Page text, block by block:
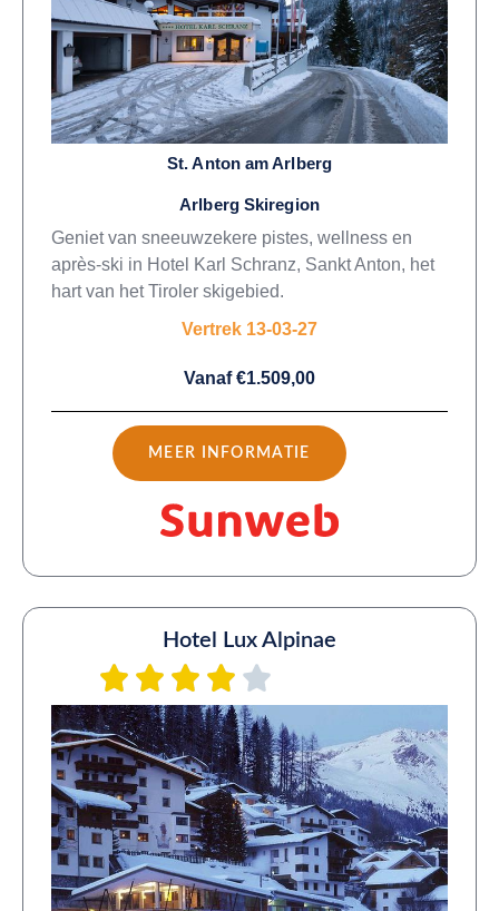
St. Anton am Arlberg
Arlberg Skiregion
Geniet van sneeuwzekere pistes, wellness en
après-ski in Hotel Karl Schranz, Sankt Anton, het
hart van het Tiroler skigebied.
Vertrek 13-03-27
Vanaf €1.509,00
MEER INFORMATIE
Hotel Lux Alpinae